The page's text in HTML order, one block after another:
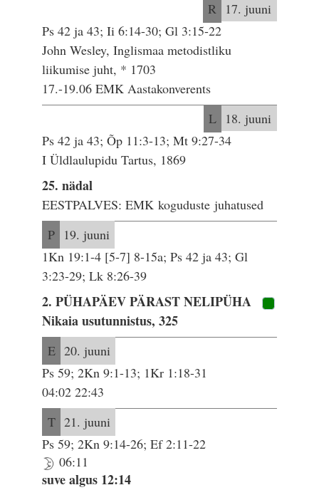
R 17. juuni
Ps 42 ja 43; Ii 6:14-30; Gl 3:15-22
John Wesley, Inglismaa metodistliku
liikumise juht, * 1703
17.-19.06 EMK Aastakonverents
L 18. juuni
Ps 42 ja 43; Õp 11:3-13; Mt 9:27-34
I Üldlaulupidu Tartus, 1869
25. nädal
EESTPALVES: EMK koguduste juhatused
P
19. juuni
1Kn 19:1-4 [5-7] 8-15a; Ps 42 ja 43; Gl
3:23-29; Lk 8:26-39
2. PÜHAPÄEV PÄRAST NELIPÜHA
Nikaia usutunnistus, 325
E 20. juuni
Ps 59; 2Kn 9:1-13; 1Kr 1:18-31
04:02 22:43
T 21. juuni
Ps 59; 2Kn 9:14-26; Ef 2:11-22
06:11
suve algus 12:14